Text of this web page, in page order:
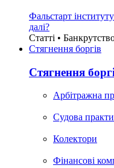
Фальстарт
далі?
Статті •
Стягнення боргiв
Стягнення
Арбітражна
Судова
Колектори
Фінансові